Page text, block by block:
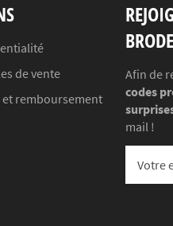
de vente
remboursement
Afin de
codes
mail !